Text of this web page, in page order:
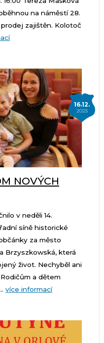
na náměstí 28.
zajištěn. Kolotoč
16.12.
2025
NOVÝCH
v neděli 14.
síně historické
za město
Brzyszkowská, která
život. Nechyběl ani
a dětem
více informací